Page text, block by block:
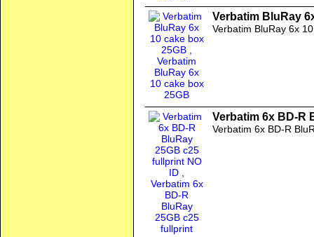
Verbatim BluRay
Verbatim BluRay 6x
Verbatim 6x BD-R
Verbatim 6x BD-R